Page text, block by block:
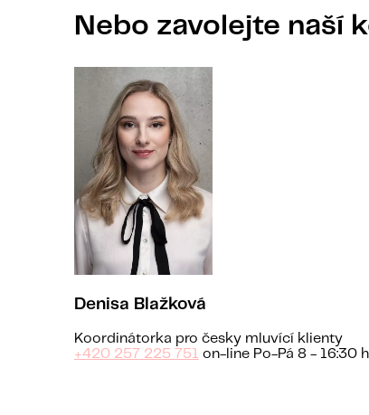
Nebo zavolejte naší
Denisa Blažková
Koordinátorka pro česky mluvící klienty
+420 257 225 751 on-line Po-Pá 8 - 16:30